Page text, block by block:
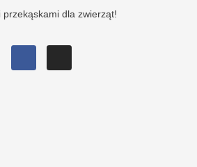
dla zwierząt!